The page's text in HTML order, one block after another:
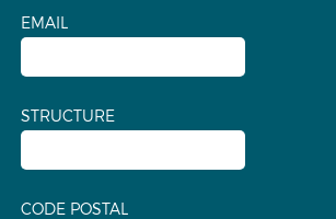
EMAIL
STRUCTURE
CODE POSTAL